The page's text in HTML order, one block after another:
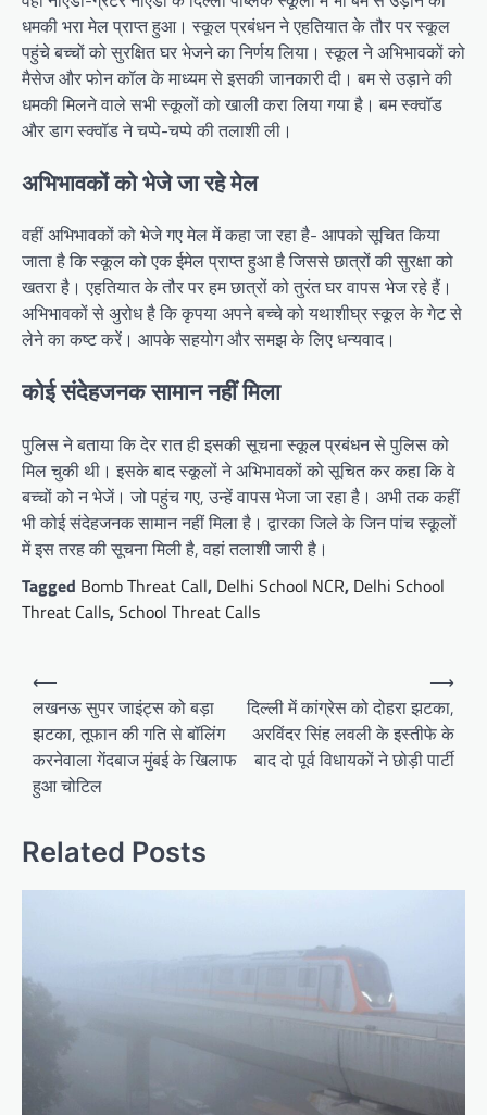
धमकी भरा मेल प्राप्त हुआ। स्कूल प्रबंधन ने एहतियात के तौर पर स्कूल
पहुंचे बच्चों को सुरक्षित घर भेजने का निर्णय लिया। स्कूल ने अभिभावकों को
मैसेज और फोन कॉल के माध्यम से इसकी जानकारी दी। बम से उड़ाने की
धमकी मिलने वाले सभी स्कूलों को खाली करा लिया गया है। बम स्क्वॉड
और डाग स्क्वॉड ने चप्पे-चप्पे की तलाशी ली।
अभिभावकों को भेजे जा रहे मेल
वहीं अभिभावकों को भेजे गए मेल में कहा जा रहा है- आपको सूचित किया
जाता है कि स्कूल को एक ईमेल प्राप्त हुआ है जिससे छात्रों की सुरक्षा को
खतरा है। एहतियात के तौर पर हम छात्रों को तुरंत घर वापस भेज रहे हैं।
अभिभावकों से अुरोध है कि कृपया अपने बच्चे को यथाशीघ्र स्कूल के गेट से
लेने का कष्ट करें। आपके सहयोग और समझ के लिए धन्यवाद।
कोई संदेहजनक सामान नहीं मिला
पुलिस ने बताया कि देर रात ही इसकी सूचना स्कूल प्रबंधन से पुलिस को
मिल चुकी थी। इसके बाद स्कूलों ने अभिभावकों को सूचित कर कहा कि वे
बच्चों को न भेजें। जो पहुंच गए, उन्हें वापस भेजा जा रहा है। अभी तक कहीं
भी कोई संदेहजनक सामान नहीं मिला है। द्वारका जिले के जिन पांच स्कूलों
में इस तरह की सूचना मिली है, वहां तलाशी जारी है।
Tagged Bomb Threat Call, Delhi School NCR, Delhi School
Threat Calls,School Threat Calls
Post
navigation
⟵
लखनऊ सुपर जाइंट्स को बड़ा
झटका, तूफान की गति से बॉलिंग
करनेवाला गेंदबाज मुंबई के खिलाफ
हुआ चोटिल
दिल्ली में कांग्रेस को दोहरा झटका,
अरविंदर सिंह लवली के इस्तीफे के
बाद दो पूर्व विधायकों ने छोड़ी पार्टी
⟶
Related Posts